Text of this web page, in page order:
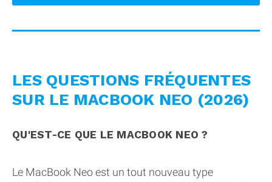
LES QUESTIONS FRÉQUENTES
SUR LE MACBOOK NEO (2026)
QU'EST-CE QUE LE MACBOOK NEO ?
Le MacBook Neo est un tout nouveau type